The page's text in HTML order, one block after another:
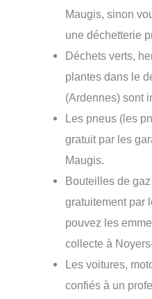
Maugis, sinon
une déchetterie
Déchets verts,
plantes dans le
(Ardennes) sont
Les pneus (les
gratuit par les
Maugis.
Bouteilles de
gratuitement par
pouvez les
collecte à
Les voitures,
confiés à un